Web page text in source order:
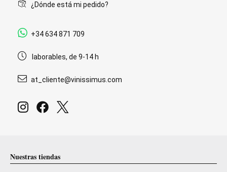
¿Dónde está mi pedido?
+34 634 871 709
laborables, de 9-14 h
at_cliente@vinissimus.com
Nuestras tiendas